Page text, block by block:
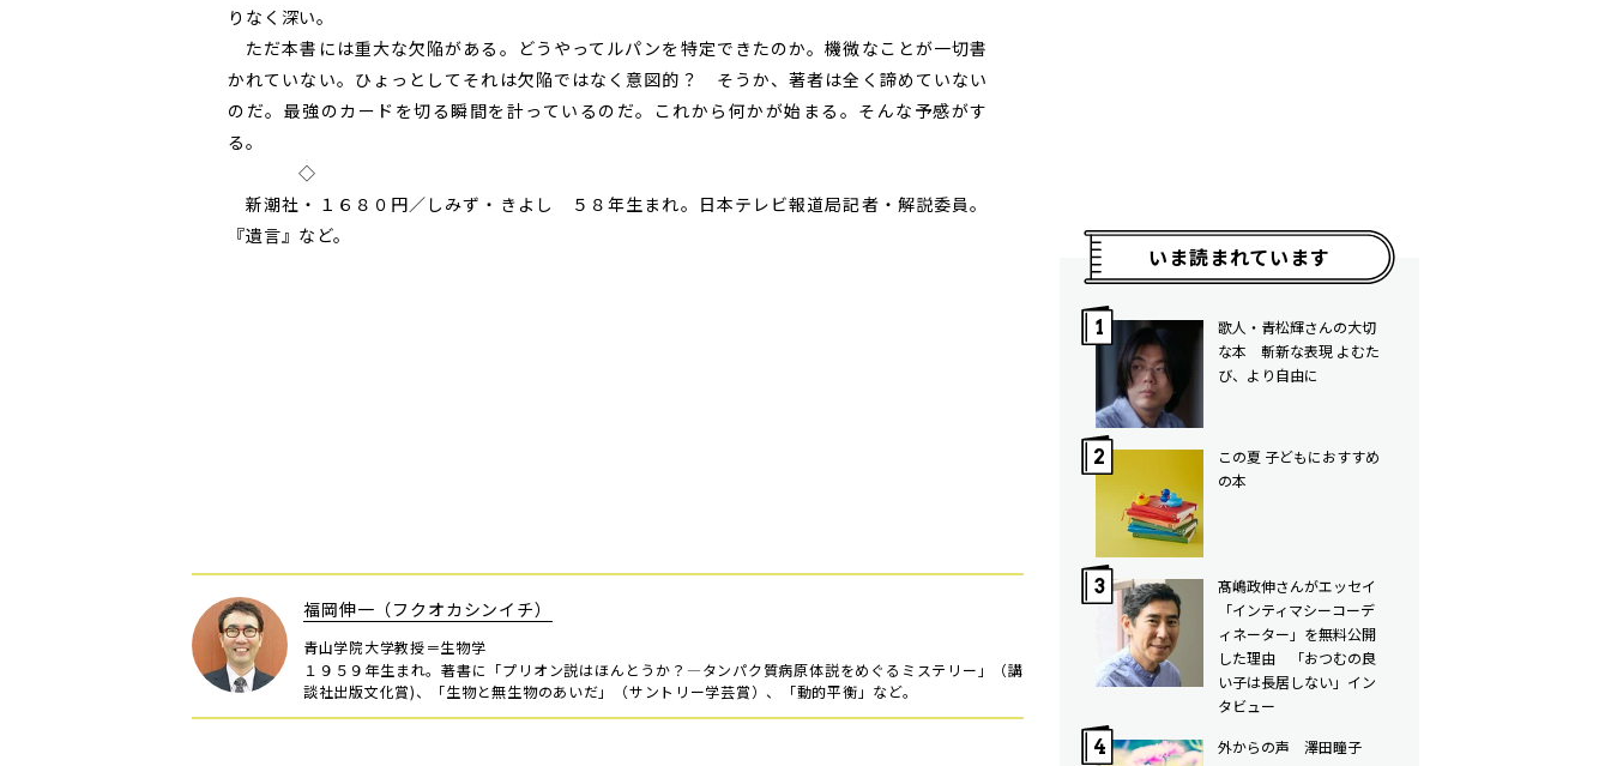
りなく深い。
ただ本書には重大な欠陥がある。どうやってルパンを特定できたのか。機微なことが一切書
かれていない。ひょっとしてそれは欠陥ではなく意図的？ そうか、著者は全く諦めていない
のだ。最強のカードを切る瞬間を計っているのだ。これから何かが始まる。そんな予感がす
る。
◇
新潮社・１６８０円／しみず・きよし ５８年生まれ。日本テレビ報道局記者・解説委員。
『遺言』など。
福岡伸一（フクオカシンイチ）
青山学院大学教授＝生物学
１９５９年生まれ。著書に「プリオン説はほんとうか？―タンパク質病原体説をめぐるミステリー」（講
談社出版文化賞)、「生物と無生物のあいだ」（サントリー学芸賞）、「動的平衡」など。
いま読まれています
歌人・青松輝さんの大切
な本 斬新な表現 よむた
び、より自由に
この夏 子どもにおすすめ
の本
髙嶋政伸さんがエッセイ
「インティマシーコーデ
ィネーター」を無料公開
した理由 「おつむの良
い子は長居しない」イン
タビュー
外からの声 澤田瞳子